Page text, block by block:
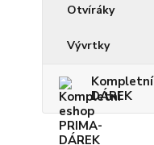
Otvíráky
Vývrtky
Kompletní
DÁREK